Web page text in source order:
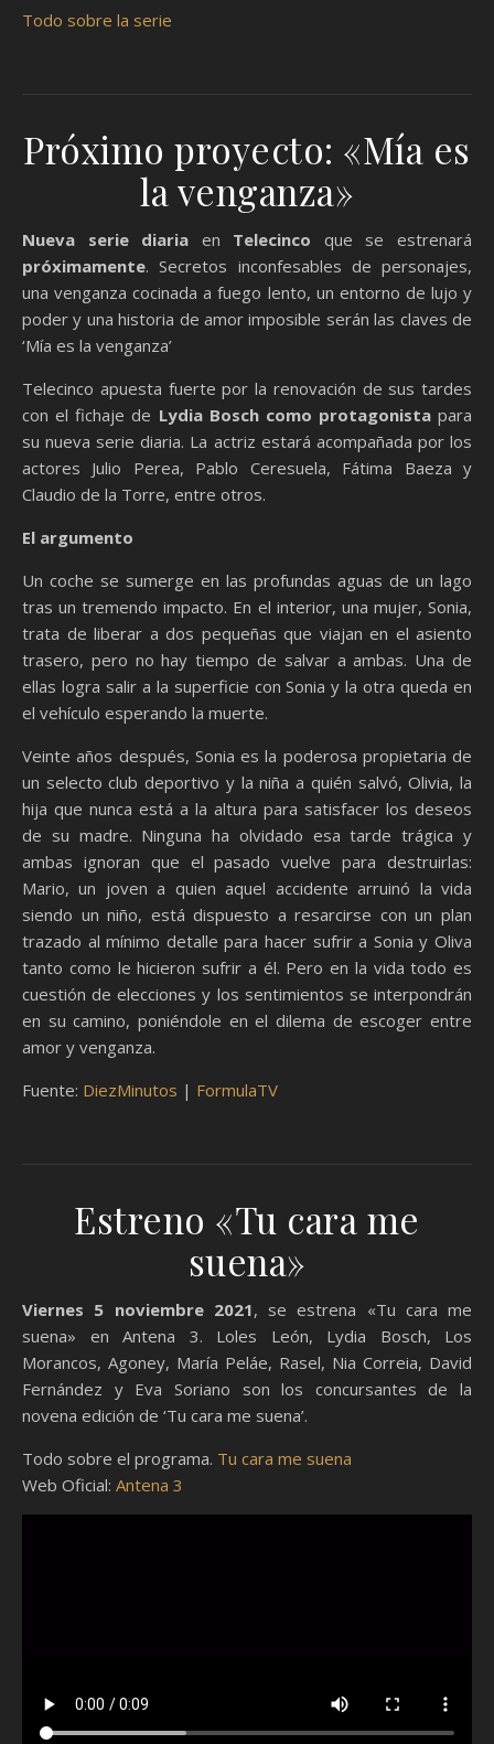
Todo sobre la serie
Próximo proyecto: «Mía es
la venganza»
Nueva serie diaria en Telecinco que se estrenará
próximamente. Secretos inconfesables de personajes,
una venganza cocinada a fuego lento, un entorno de lujo y
poder y una historia de amor imposible serán las claves de
‘Mía es la venganza’
Telecinco apuesta fuerte por la renovación de sus tardes
con el fichaje de Lydia Bosch como protagonistapara
su nueva serie diaria. La actriz estará acompañada por los
actores Julio Perea, Pablo Ceresuela, Fátima Baeza y
Claudio de la Torre, entre otros.
El argumento
Un coche se sumerge en las profundas aguas de un lago
tras un tremendo impacto. En el interior, una mujer, Sonia,
trata de liberar a dos pequeñas que viajan en el asiento
trasero, pero no hay tiempo de salvar a ambas. Una de
ellas logra salir a la superficie con Sonia y la otra queda en
el vehículo esperando la muerte.
Veinte años después, Sonia es la poderosa propietaria de
un selecto club deportivo y la niña a quién salvó, Olivia, la
hija que nunca está a la altura para satisfacer los deseos
de su madre. Ninguna ha olvidado esa tarde trágica y
ambas ignoran que el pasado vuelve para destruirlas:
Mario, un joven a quien aquel accidente arruinó la vida
siendo un niño, está dispuesto a resarcirse con un plan
trazado al mínimo detalle para hacer sufrir a Sonia y Oliva
tanto como le hicieron sufrir a él. Pero en la vida todo es
cuestión de elecciones y los sentimientos se interpondrán
en su camino, poniéndole en el dilema de escoger entre
amor y venganza.
Fuente: DiezMinutos | FormulaTV
Estreno «Tu cara me
suena»
Viernes 5 noviembre 2021, se estrena «Tu cara me
suena» en Antena 3. Loles León, Lydia Bosch, Los
Morancos, Agoney, María Peláe, Rasel, Nia Correia, David
Fernández y Eva Soriano son los concursantes de la
novena edición de ‘Tu cara me suena’.
Todo sobre el programa. Tu cara me suena
Web Oficial: Antena 3